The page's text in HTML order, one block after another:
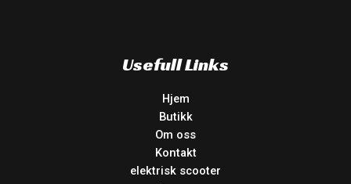
Usefull Links
Hjem
Butikk
Om oss
Kontakt
elektrisk scooter